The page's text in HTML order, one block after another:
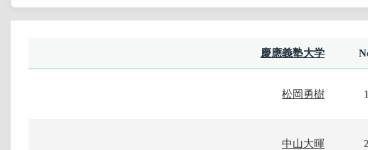
慶應義塾大学
松岡勇樹 1
中山大暉 2